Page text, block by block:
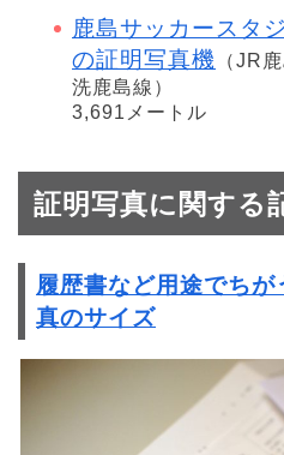
鹿島サッカースタ
の証明写真機
（JR
洗鹿島線）
3,691メートル
証明写真に関する
履歴書など用途でち
真のサイズ